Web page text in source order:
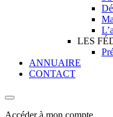
LES
ANNUAIRE
CONTACT
Accéder à mon compte